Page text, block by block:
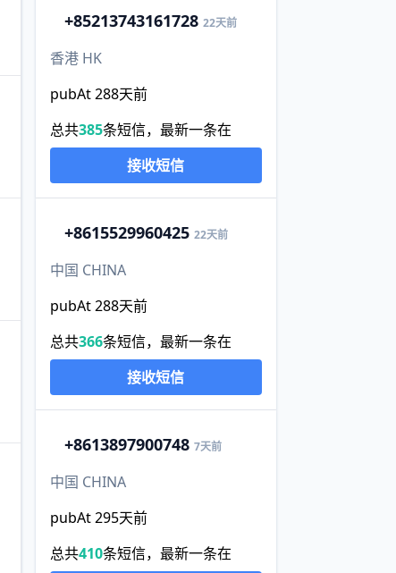
+85213743161728 22天前
香港 HK
pubAt 288天前
总共385条短信，最新一条在
接收短信
+8615529960425 22天前
中国 CHINA
pubAt 288天前
总共366条短信，最新一条在
接收短信
+8613897900748 7天前
中国 CHINA
pubAt 295天前
总共410条短信，最新一条在